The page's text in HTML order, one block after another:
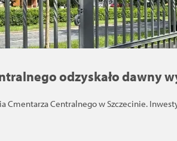
odzyskało dawny
Centralnego w Szczecinie.